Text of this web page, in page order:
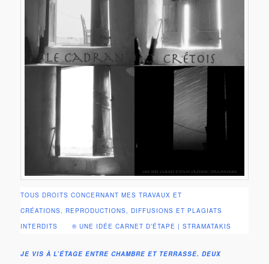
TOUS DROITS CONCERNANT MES TRAVAUX ET
CRÉATIONS, REPRODUCTIONS, DIFFUSIONS ET PLAGIATS
INTERDITS ® UNE IDÉE CARNET D’ÉTAPE | STRAMATAKIS
JE VIS À L’ÉTAGE ENTRE CHAMBRE ET TERRASSE. DEUX